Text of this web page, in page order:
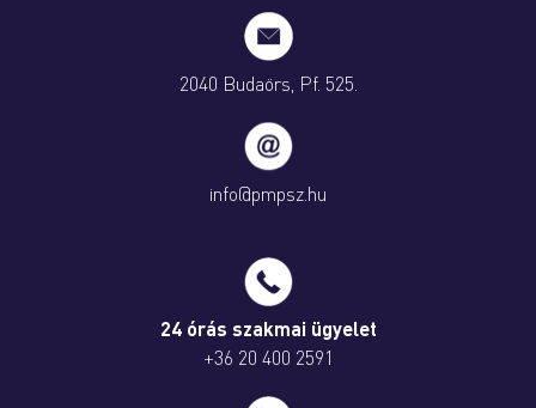
2040 Budaörs, Pf. 525.
info@pmpsz.hu
24 órás szakmai ügyelet
+36 20 400 2591